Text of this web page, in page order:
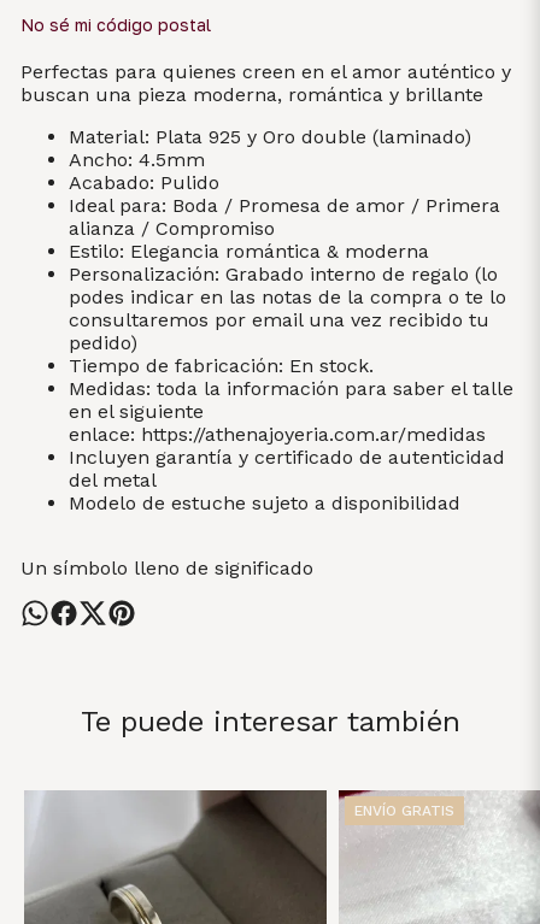
No sé mi código postal
Perfectas para quienes creen en el amor auténtico y
buscan una pieza moderna, romántica y brillante
Material: Plata 925 y Oro double (laminado)
Ancho: 4.5mm
Acabado: Pulido
Ideal para: Boda / Promesa de amor / Primera
alianza / Compromiso
Estilo: Elegancia romántica & moderna
Personalización: Grabado interno de regalo (lo
podes indicar en las notas de la compra o te lo
consultaremos por email una vez recibido tu
pedido)
Tiempo de fabricación: En stock.
Medidas: toda la información para saber el talle
en el siguiente
enlace: https://athenajoyeria.com.ar/medidas
Incluyen garantía y certificado de autenticidad
del metal
Modelo de estuche sujeto a disponibilidad
Un símbolo lleno de significado
Te puede interesar también
ENVÍO GRATIS